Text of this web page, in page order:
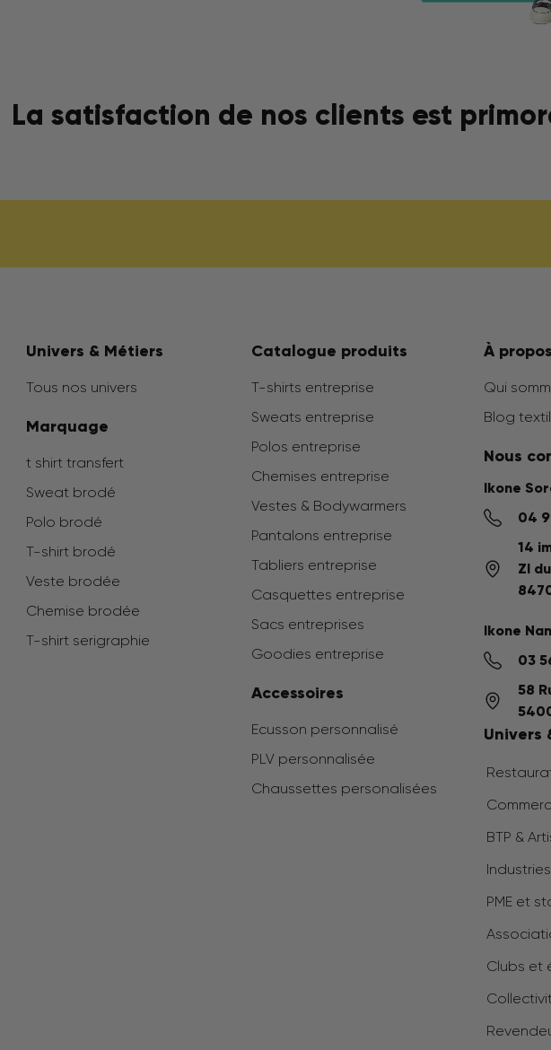
La satisfaction de nos clients est
Univers & Métiers
Tous nos univers
Marquage
t shirt transfert
Sweat brodé
Polo brodé
T-shirt brodé
Veste brodée
Chemise brodée
T-shirt serigraphie
Catalogue produits
T-shirts entreprise
Sweats entreprise
Polos entreprise
Chemises entreprise
Vestes & Bodywarmers
Pantalons entreprise
Tabliers entreprise
Casquettes entreprise
Sacs entreprises
Goodies entreprise
Accessoires
Ecusson personnalisé
PLV personnalisée
Chaussettes personalisées
À propos
Qui
Blog
Nous
Ikone
04
14
ZI
Ikone
03
58
Univers
BTP &
Industries
PME et
Clubs et